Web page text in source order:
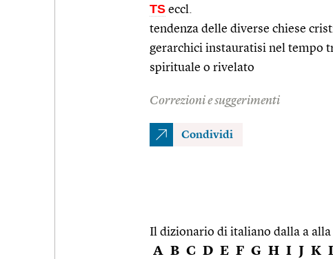
TS eccl.
tendenza delle diverse chiese
gerarchici instauratisi nel tempo
spirituale o rivelato
Correzioni e suggerimenti
Condividi
Il dizionario di italiano dalla a alla
A B C D E F G H I J K